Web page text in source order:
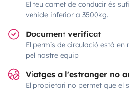
El teu carnet de conducir és
vehicle inferior a 3500kg.
Document verificat
El permís de circulació està
pel nostre equip
Viatges a l'estranger no
El propietari no permet que el